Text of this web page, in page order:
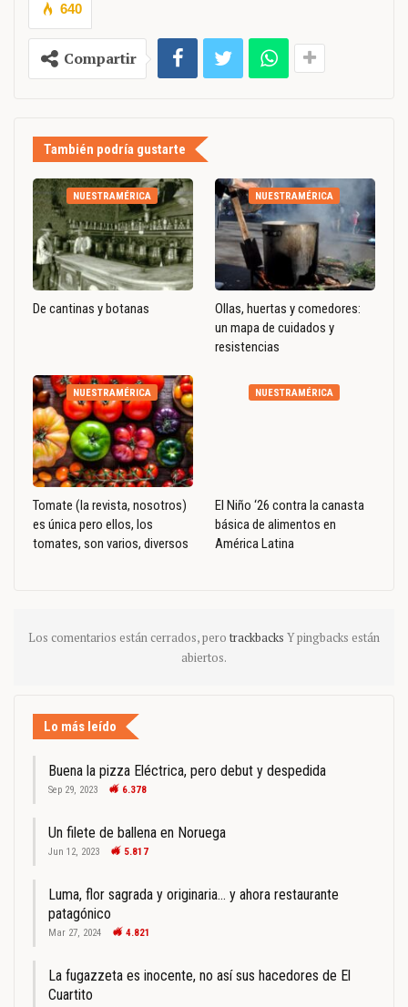
640
Compartir
También podría gustarte
NUESTRAMÉRICA
De cantinas y botanas
NUESTRAMÉRICA
Ollas, huertas y comedores:
un mapa de cuidados y
resistencias
NUESTRAMÉRICA
Tomate (la revista, nosotros)
es única pero ellos, los
tomates, son varios, diversos
NUESTRAMÉRICA
El Niño ‘26 contra la canasta
básica de alimentos en
América Latina
Los comentarios están cerrados, pero trackbacks Y pingbacks están
abiertos.
Lo más leído
Buena la pizza Eléctrica, pero debut y despedida
Sep 29, 2023 6.378
Un filete de ballena en Noruega
Jun 12, 2023 5.817
Luma, flor sagrada y originaria… y ahora restaurante
patagónico
Mar 27, 2024 4.821
La fugazzeta es inocente, no así sus hacedores de El
Cuartito